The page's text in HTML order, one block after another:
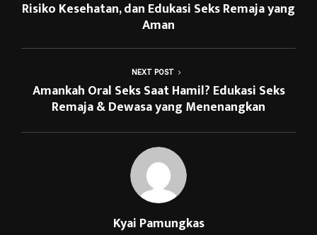
Risiko Kesehatan, dan Edukasi Seks Remaja yang
Aman
NEXT POST
Amankah Oral Seks Saat Hamil? Edukasi Seks
Remaja & Dewasa yang Menenangkan
Kyai Pamungkas